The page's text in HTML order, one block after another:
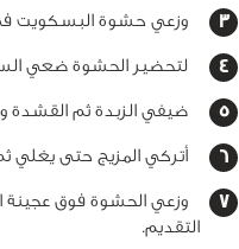
وزعي حشوة البسكويت في
لتحضير الحشوة ضعي
ضيفي الزبدة ثم
أتركي المزيج حتى يغلي ثم
وزعي الحشوة فوق عجينة
التقديم.